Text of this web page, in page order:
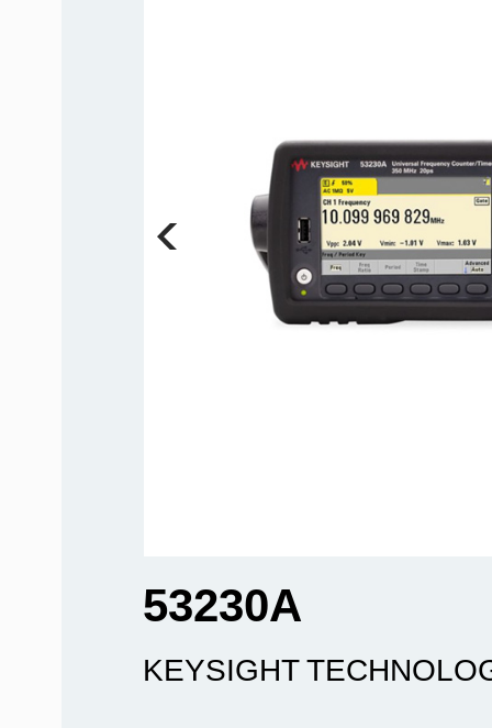
53230A
KEYSIGHT